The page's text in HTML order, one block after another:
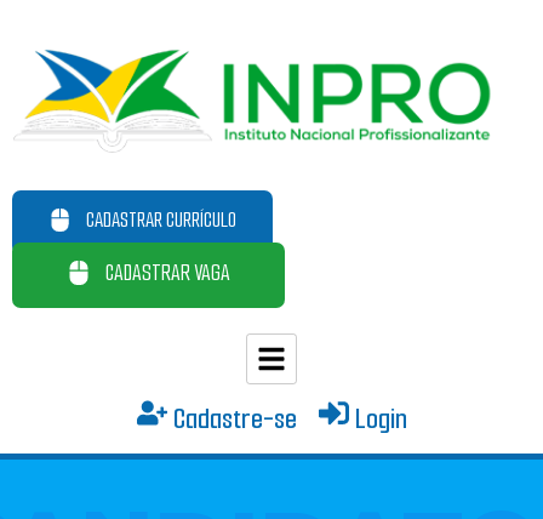
CADASTRAR CURRÍCULO
CADASTRAR VAGA
Cadastre-se Login